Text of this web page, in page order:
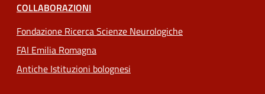
COLLABORAZIONI
Fondazione Ricerca Scienze Neurologiche
FAI Emilia Romagna
Antiche Istituzioni bolognesi